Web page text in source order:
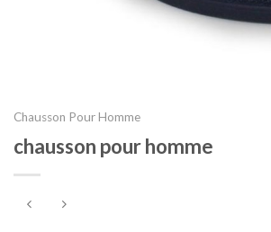
Chausson Pour Homme
chausson pour homme